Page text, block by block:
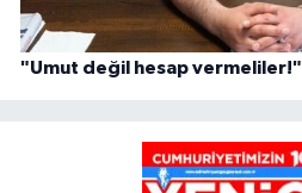
"Umut değil hesap vermeliler!"